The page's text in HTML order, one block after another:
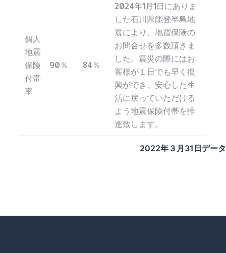
個人
地震
保険
付帯
率
90％ 84％
2024年1月1日にありま
した石川県能登半島地
震により、地震保険の
お問合せを多数頂きま
した。震災の際にはお
客様が１日でも早く復
興ができ、安心した生
活に戻っていただける
よう地震保険付帯を推
進致します。
2022年３月31日データ